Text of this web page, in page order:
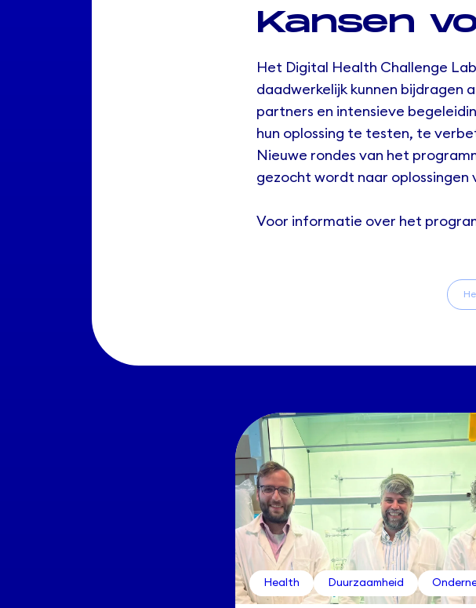
Kansen
Het Digital Health Challenge
daadwerkelijk kunnen bijdragen
partners en intensieve
hun oplossing te testen, te
Nieuwe rondes van het
gezocht wordt naar
Voor informatie over het
Health Duurzaamheid